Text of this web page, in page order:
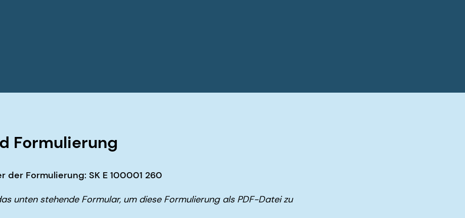
Formulierung
der Formulierung: SK E 100001 260
unten stehende Formular, um diese Formulierung als PDF-Datei zu